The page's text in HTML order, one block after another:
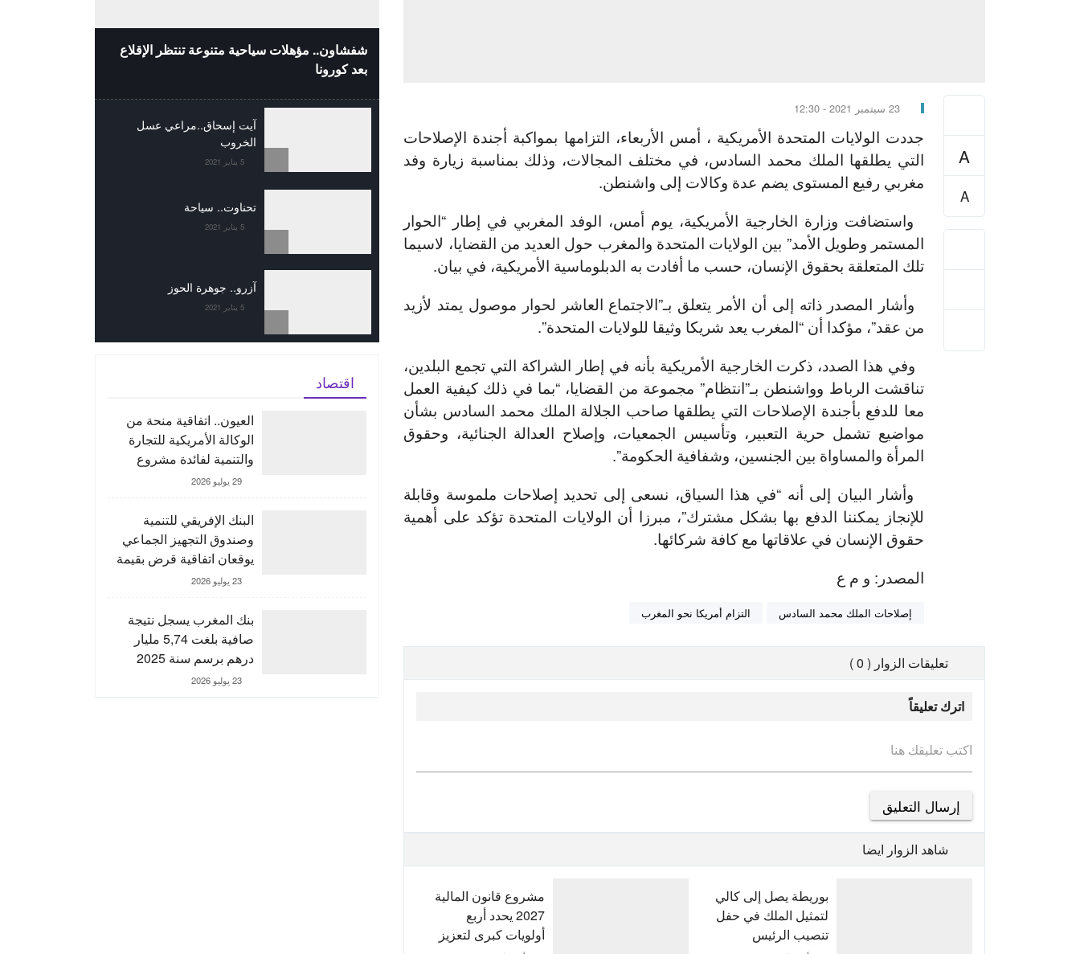
جددت الولايات المتحدة الأمريكية ، أمس الأربعاء، التزامها بمواكبة أجندة الإصلاحات
التي يطلقها الملك محمد السادس، في مختلف المجالات، وذلك بمناسبة زيارة وفد
مغربي رفيع المستوى يضم عدة وكالات إلى واشنطن.
واستضافت وزارة الخارجية الأمريكية، يوم أمس، الوفد المغربي في إطار “الحوار
المستمر وطويل الأمد” بين الولايات المتحدة والمغرب حول العديد من القضايا، لاسيما
تلك المتعلقة بحقوق الإنسان، حسب ما أفادت به الدبلوماسية الأمريكية، في بيان.
وأشار المصدر ذاته إلى أن الأمر يتعلق بـ”الاجتماع العاشر لحوار موصول يمتد لأزيد
من عقد”، مؤكدا أن “المغرب يعد شريكا وثيقا للولايات المتحدة”.
وفي هذا الصدد، ذكرت الخارجية الأمريكية بأنه في إطار الشراكة التي تجمع البلدين،
تناقشت الرباط وواشنطن بـ”انتظام” مجموعة من القضايا، “بما في ذلك كيفية العمل
معا للدفع بأجندة الإصلاحات التي يطلقها صاحب الجلالة الملك محمد السادس بشأن
مواضيع تشمل حرية التعبير، وتأسيس الجمعيات، وإصلاح العدالة الجنائية، وحقوق
المرأة والمساواة بين الجنسين، وشفافية الحكومة”.
وأشار البيان إلى أنه “في هذا السياق، نسعى إلى تحديد إصلاحات ملموسة وقابلة
للإنجاز يمكننا الدفع بها بشكل مشترك”، مبرزا أن الولايات المتحدة تؤكد على أهمية
حقوق الإنسان في علاقاتها مع كافة شركائها.
المصدر: و م ع
إصلاحات الملك محمد السادس التزام أمريكا نحو المغرب
A
A
تعليقات الزوار ( 0 )
اترك تعليقاً
اكتب تعليقك هنا
شاهد الزوار ايضا
بوريطة يصل إلى كالي
لتمثيل الملك في حفل
تنصيب الرئيس
مشروع قانون المالية
2027 يحدد أربع
أولويات كبرى لتعزيز
شفشاون.. مؤهلات سياحية متنوعة تنتظر الإقلاع
بعد كورونا
آيت إسحاق..مراعي عسل
الخروب
5 يناير 2021
تحناوت.. سياحة
5 يناير 2021
آزرو.. جوهرة الحوز
5 يناير 2021
اقتصاد
العيون.. اتفاقية منحة من
الوكالة الأمريكية للتجارة
والتنمية لفائدة مشروع
“ORNX” بغية إنتاج الأمونيا
الخضراء
29 يوليو 2026
البنك الإفريقي للتنمية
وصندوق التجهيز الجماعي
يوقعان اتفاقية قرض بقيمة
150 مليون يورو لدعم23 يوليو 2026
بنك المغرب يسجل نتيجة
صافية بلغت 5,74 مليار
درهم برسم سنة 2025
23 يوليو 2026